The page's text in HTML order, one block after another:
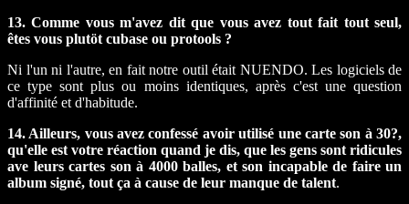
13. Comme vous m'avez dit que vous avez tout fait tout seul,
êtes vous plutöt cubase ou protools ?
Ni l'un ni l'autre, en fait notre outil était NUENDO. Les logiciels de
ce type sont plus ou moins identiques, après c'est une question
d'affinité et d'habitude.
14. Ailleurs, vous avez confessé avoir utilisé une carte son à 30?,
qu'elle est votre réaction quand je dis, que les gens sont ridicules
ave leurs cartes son à 4000 balles, et son incapable de faire un
album signé, tout ça à cause de leur manque de talent.